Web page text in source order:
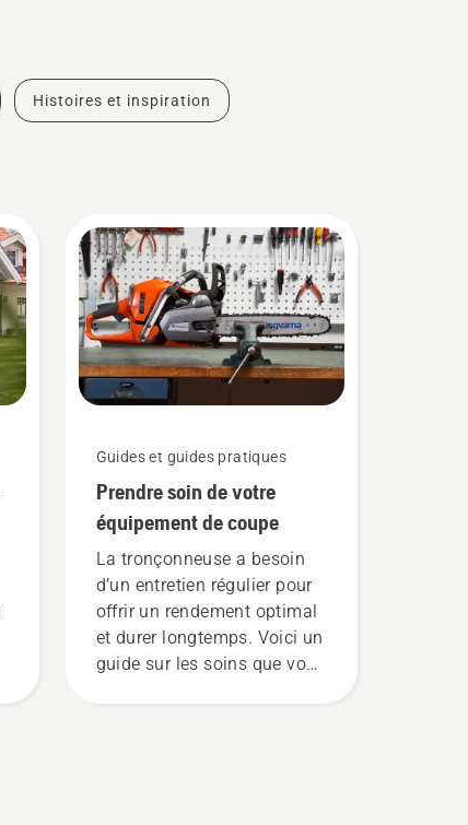
Histoires et inspiration
Guides et guides pratiques
Prendre soin de votre
équipement de coupe
La tronçonneuse a besoin
d’un entretien régulier pour
offrir un rendement optimal
et durer longtemps. Voici un
guide sur les soins que vous